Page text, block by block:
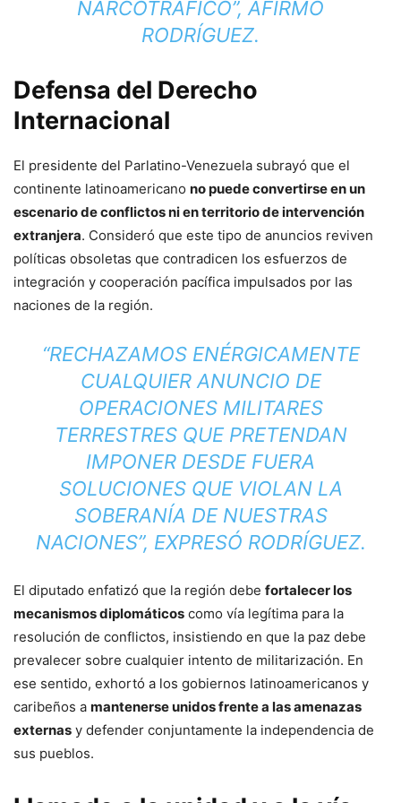
NARCOTRÁFICO”, AFIRMÓ
RODRÍGUEZ.
Defensa del Derecho
Internacional
El presidente del Parlatino-Venezuela subrayó que el
continente latinoamericano no puede convertirse en un
escenario de conflictos ni en territorio de intervención
extranjera. Consideró que este tipo de anuncios reviven
políticas obsoletas que contradicen los esfuerzos de
integración y cooperación pacífica impulsados por las
naciones de la región.
“RECHAZAMOS ENÉRGICAMENTE
CUALQUIER ANUNCIO DE
OPERACIONES MILITARES
TERRESTRES QUE PRETENDAN
IMPONER DESDE FUERA
SOLUCIONES QUE VIOLAN LA
SOBERANÍA DE NUESTRAS
NACIONES”, EXPRESÓ RODRÍGUEZ.
El diputado enfatizó que la región debe fortalecer los
mecanismos diplomáticos como vía legítima para la
resolución de conflictos, insistiendo en que la paz debe
prevalecer sobre cualquier intento de militarización. En
ese sentido, exhortó a los gobiernos latinoamericanos y
caribeños a mantenerse unidos frente a las amenazas
externas y defender conjuntamente la independencia de
sus pueblos.